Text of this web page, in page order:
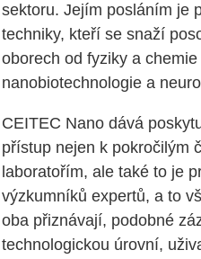
sektoru. Jejím posláním je
techniky, kteří se snaží
oborech od fyziky a
nanobiotechnologie a
CEITEC Nano dává
přístup nejen k pokročilým
laboratořím, ale také to je
výzkumníků expertů, a to
oba přiznávají, podobné
technologickou úrovní,